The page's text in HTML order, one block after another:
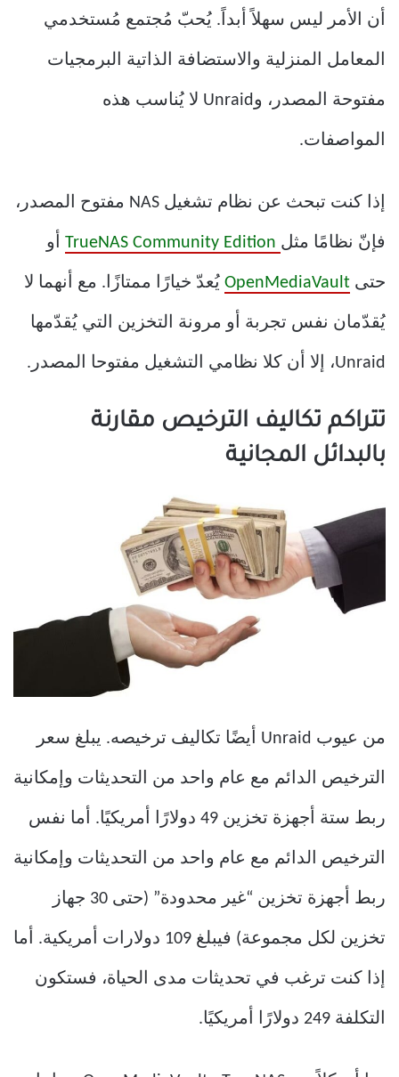
أن الأمر ليس سهلاً أبداً. يُحبّ مُجتمع مُستخدمي
المعامل المنزلية والاستضافة الذاتية البرمجيات
مفتوحة المصدر، وUnraid لا يُناسب هذه
المواصفات.
إذا كنت تبحث عن نظام تشغيل NAS مفتوح المصدر،
فإنّ نظامًا مثل أو
حتى OpenMediaVault يُعدّ خيارًا ممتازًا. مع أنهما لا
يُقدّمان نفس تجربة أو مرونة التخزين التي يُقدّمها
Unraid، إلا أن كلا نظامي التشغيل مفتوحا المصدر.
تتراكم تكاليف الترخيص مقارنة
بالبدائل المجانية
من عيوب Unraid أيضًا تكاليف ترخيصه. يبلغ سعر
الترخيص الدائم مع عام واحد من التحديثات وإمكانية
ربط ستة أجهزة تخزين 49 دولارًا أمريكيًا. أما نفس
الترخيص الدائم مع عام واحد من التحديثات وإمكانية
ربط أجهزة تخزين “غير محدودة” (حتى 30 جهاز
تخزين لكل مجموعة) فيبلغ 109 دولارات أمريكية. أما
إذا كنت ترغب في تحديثات مدى الحياة، فستكون
التكلفة 249 دولارًا أمريكيًا.